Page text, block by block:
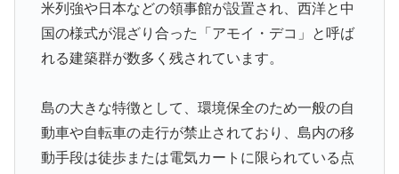
米列強や日本などの領事館が設置され、西洋と中
国の様式が混ざり合った「アモイ・デコ」と呼ば
れる建築群が数多く残されています。
島の大きな特徴として、環境保全のため一般の自
動車や自転車の走行が禁止されており、島内の移
動手段は徒歩または電気カートに限られている点